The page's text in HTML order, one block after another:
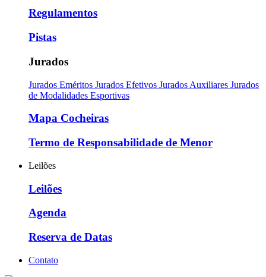
Regulamentos
Pistas
Jurados
Jurados Eméritos Jurados Efetivos Jurados Auxiliares Jurados
de Modalidades Esportivas
Mapa Cocheiras
Termo de Responsabilidade de Menor
Leilões
Leilões
Agenda
Reserva de Datas
Contato